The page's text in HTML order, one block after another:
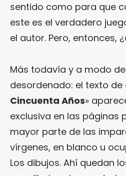
sentido como para que
este es el verdadero
el autor. Pero, entonces,
Más todavía y a modo
desordenado: el texto de
Cincuenta Años»
exclusiva en las páginas
mayor parte de las
vírgenes, en blanco u
Los dibujos. Ahí quedan